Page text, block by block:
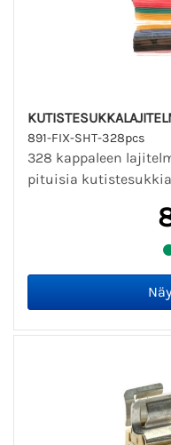
891-FIX-SHT-328pcs
328 kappaleen
pituisia